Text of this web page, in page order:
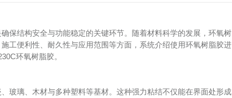
确保结构安全与功能稳定的关键环节。随着材料科学的发展，环氧树
工便利性、耐久性与应用范围等方面，系统介绍使用环氧树脂胶进
环氧树脂胶。
玻璃、木材与多种塑料等基材。这种强力粘结不仅能在界面处形成